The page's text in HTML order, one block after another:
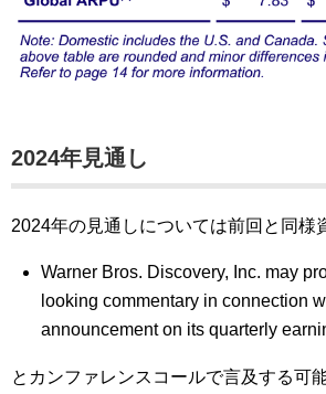
2024年見通し
2024年の見通しについては前回と同様
Warner Bros. Discovery, Inc. may
looking commentary in connection
announcement on its quarterly
とカンファレンスコールで言及する可